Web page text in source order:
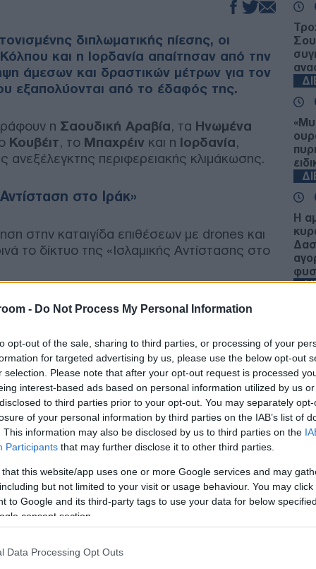
- Do Not Process My Personal Information
opt-out of the sale, sharing to third parties, or processing of your
for targeted advertising by us, please use the below opt-out
selection. Please note that after your opt-out request is processed
interest-based ads based on personal information utilized by us
to third parties prior to your opt-out. You may separately
of your personal information by third parties on the IAB’s list of
This information may also be disclosed by us to third parties on the
Participants that may further disclose it to other third parties.
that this website/app uses one or more Google services and may
but not limited to your visit or usage behaviour. You may
to Google and its third-party tags to use your data for below
consent section.
Data Processing Opt Outs
διπλωματικής πίεσης, οι
και η Ιορδανία απαίτησαν από την
άμεσων και δραστικών μέτρων για τον
εξαπολύονται από το έδαφός της.
η Σαουδική Αραβία, τα Ηνωμένα
Κουβέιτ, το Μπαχρέιν και η Ιορδανία,
ανεξέλεγκτης περιφερειακής κλιμάκωσης.
στο Ιράκ»
στην καταιγίδα επιθέσεων με drones και
το δίκτυο της «Ισλαμικής Αντίστασης στο
αν και χρησιμοποιούν γενικούς όρους
στη Μέση Ανατολή, έχουν στοχοποιήσει
και στρατηγικές υποδομές σε γειτονικές
των ΗΠΑ και του Ισραήλ κατά του Ιράν.
Η
με
η